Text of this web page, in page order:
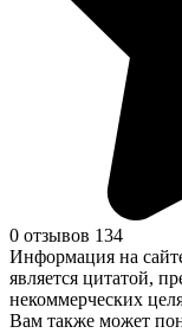
0 отзывов 134
Информация на
является цитатой,
некоммерческих
Вам также может